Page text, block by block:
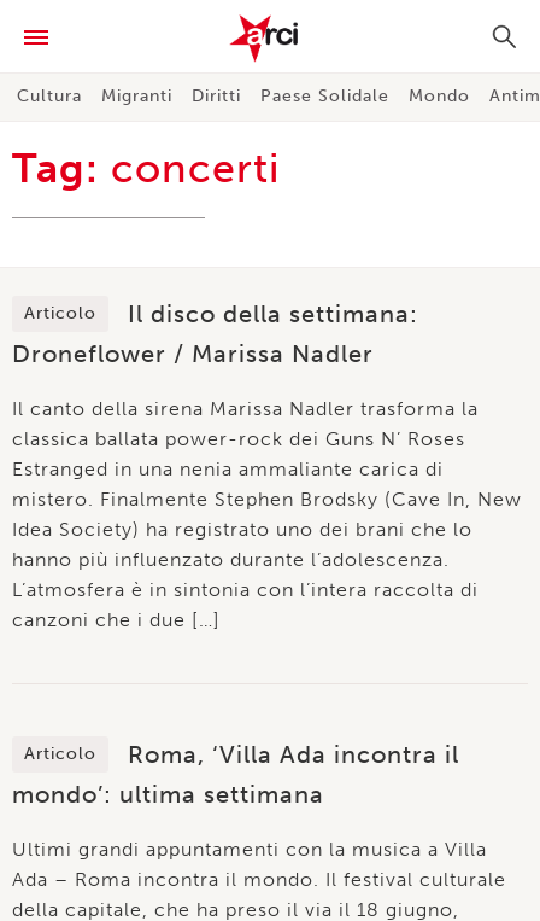
Cultura Migranti Diritti Paese Solidale Mondo
Tag: concerti
Articolo
Il disco della settimana:
Droneflower / Marissa Nadler
Il canto della sirena Marissa Nadler trasforma la
classica ballata power-rock dei Guns N’ Roses
Estranged in una nenia ammaliante carica di
mistero. Finalmente Stephen Brodsky (Cave In, New
Idea Society) ha registrato uno dei brani che lo
hanno più influenzato durante l’adolescenza.
L’atmosfera è in sintonia con l’intera raccolta di
canzoni che i due […]
Articolo
Roma, ‘Villa Ada incontra il
mondo’: ultima settimana
Ultimi grandi appuntamenti con la musica a Villa
Ada – Roma incontra il mondo. Il festival culturale
della capitale, che ha preso il via il 18 giugno,